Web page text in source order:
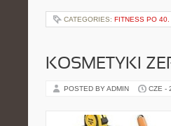
CATEGORIES: FITNESS PO 40.
KOSMETYKI
POSTED BY ADMIN CZE -